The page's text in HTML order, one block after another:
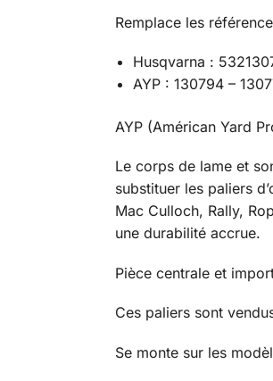
Remplace les
Husqvarna :
AYP : 130794 –
AYP (Américan Yard
Le corps de lame et
substituer les paliers
Mac Culloch, Rally,
une durabilité accrue.
Pièce centrale et
Ces paliers sont
Se monte sur les